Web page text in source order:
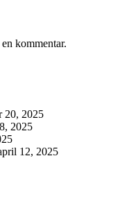
kommentar.
20, 2025
2025
12, 2025